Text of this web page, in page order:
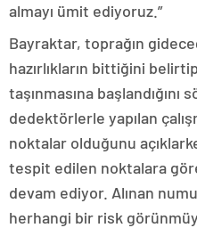
almayı ümit ediyoruz.”
Bayraktar, toprağın
hazırlıkların bittiğini
taşınmasına
dedektörlerle yapılan
noktalar olduğunu
tespit edilen noktalara
devam ediyor. Alınan
herhangi bir risk